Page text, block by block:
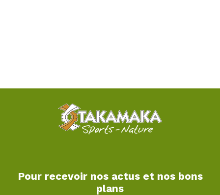
Pour recevoir nos actus et nos bons
plans